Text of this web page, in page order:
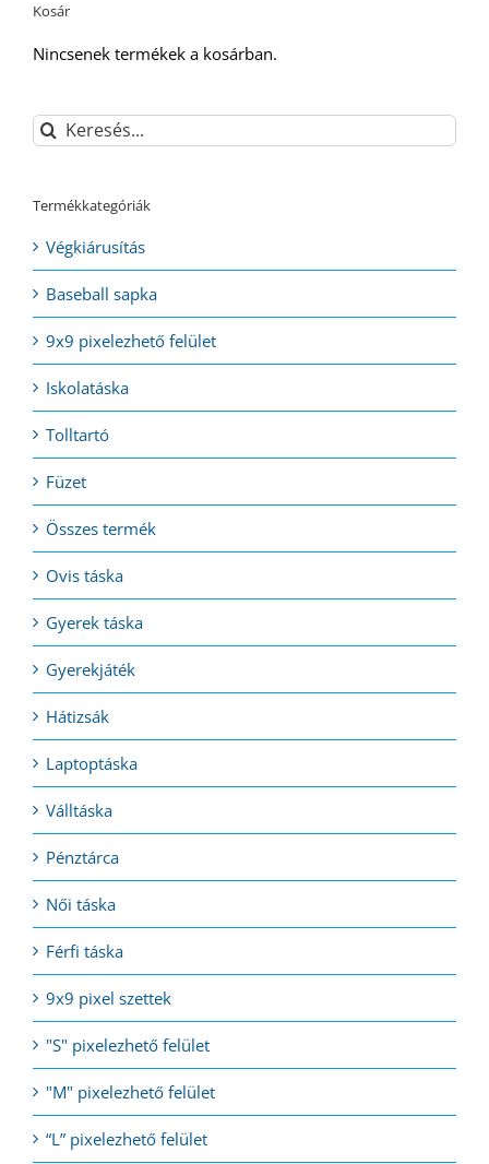
Kosár
Nincsenek termékek a kosárban.
Keresés...
Termékkategóriák
Végkiárusítás
Baseball sapka
9x9 pixelezhető felület
Iskolatáska
Tolltartó
Füzet
Összes termék
Ovis táska
Gyerek táska
Gyerekjáték
Hátizsák
Laptoptáska
Válltáska
Pénztárca
Női táska
Férfi táska
9x9 pixel szettek
"S" pixelezhető felület
"M" pixelezhető felület
“L” pixelezhető felület